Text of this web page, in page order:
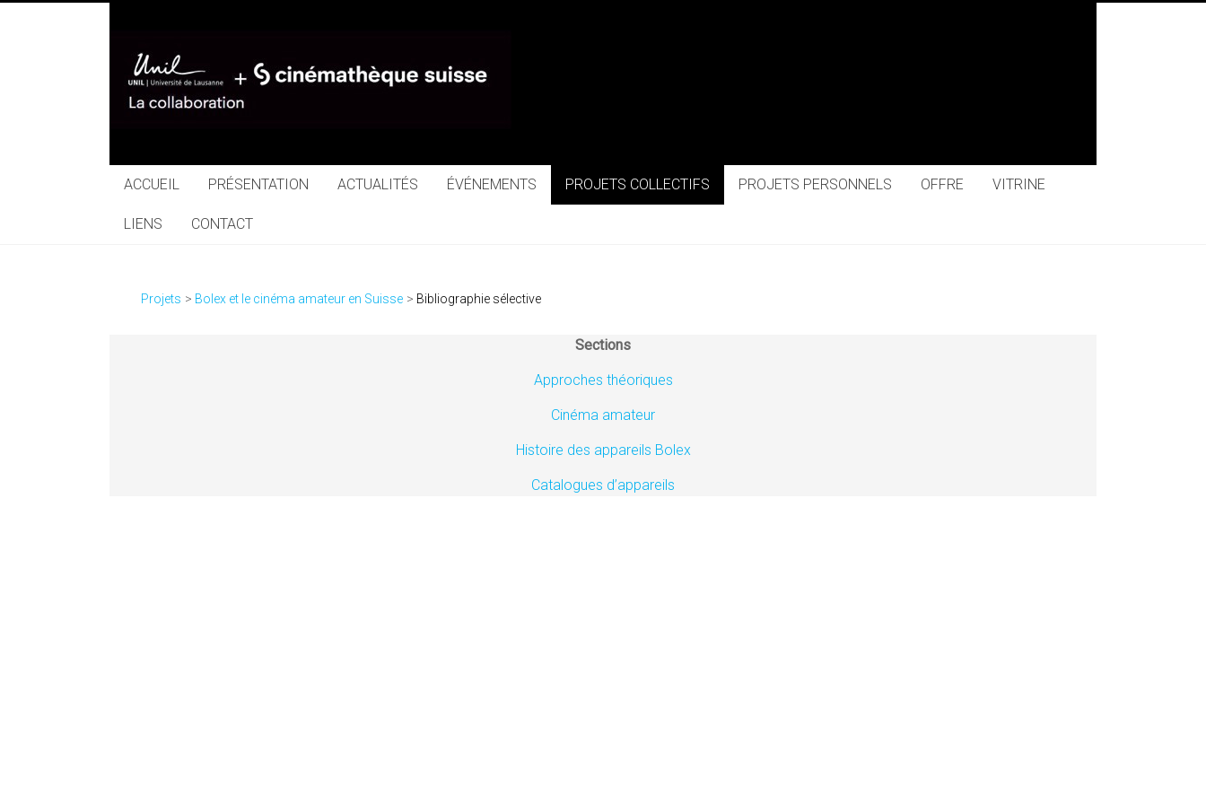
Collaboration
UNIL+Cinémathèque
ACCUEIL PRÉSENTATION ACTUALITÉS ÉVÉNEMENTS PROJETS COLLECTIFS PROJETS PERSONNELS OFFRE VITRINE
LIENS CONTACT
Projets Bolex et le cinéma amateur en Suisse Bibliographie sélective
Sections
Approches théoriques
Cinéma amateur
Histoire des appareils Bolex
Catalogues d’appareils